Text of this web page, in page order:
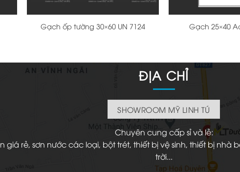
Gạch ốp tường 30×60 UN 7124 Gạch 25×40
ĐỊA CHỈ
SHOWROOM MỸ LINH TÚ
Chuyên cung cấp sỉ và lẻ:
rẻ, sơn nước các loại, bột trét, thiết bị vệ sinh, thiết bị
trời...